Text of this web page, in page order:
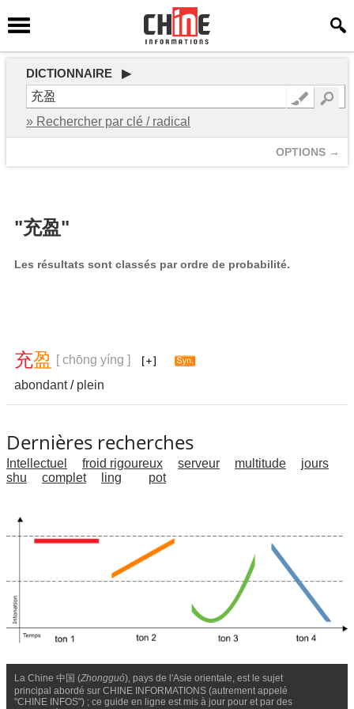
DICTIONNAIRE ▶
» Rechercher par clé / radical
OPTIONS →
"充盈"
Les résultats sont classés par ordre de probabilité.
充盈
[ chōng yíng ]
abondant/ plein
Dernières recherches
Intellectuel froid rigoureux serveur multitude
jours
shu
complet ling pot
La Chine 中国 (Zhongguó), pays de l'Asie orientale, est le sujet
principal abordé sur CHINE INFORMATIONS (autrement appelé
"CHINE INFOS") ; ce guide en ligne est mis à jour pour et par des